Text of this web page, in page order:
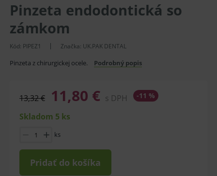
Pinzeta endodontická so
zámkom
Kód: PIPEZ1 Značka: UK.PAK DENTAL
Pinzeta z chirurgickej ocele. Podrobný popis
13,32 € 11,80 € s DPH -11 %
Skladom 5 ks
ks
Pridať do košíka